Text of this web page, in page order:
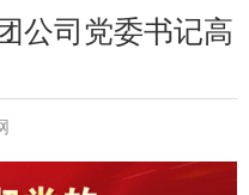
公司党委书记高